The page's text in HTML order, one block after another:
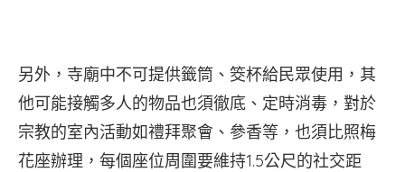
另外，寺廟中不可提供籤筒、筊杯給民眾使用，其
他可能接觸多人的物品也須徹底、定時消毒，對於
宗教的室內活動如禮拜聚會、參香等，也須比照梅
花座辦理，每個座位周圍要維持1.5公尺的社交距